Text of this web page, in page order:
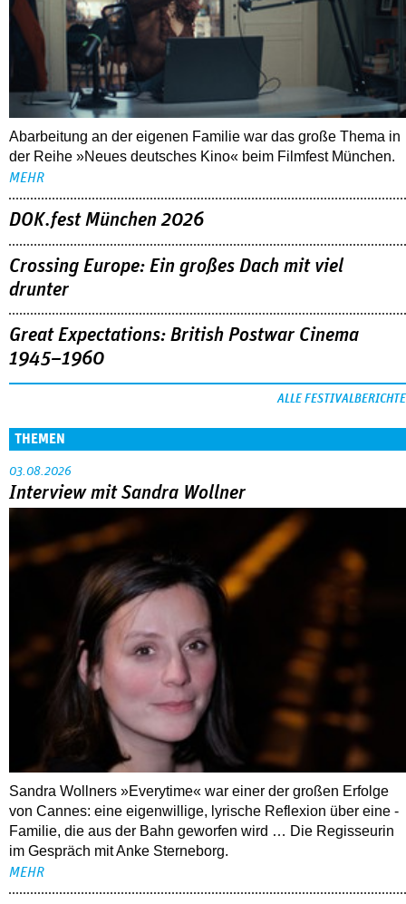
Abarbeitung an der eigenen Familie war das große Thema in
der Reihe »Neues deutsches Kino« beim Filmfest München.
MEHR
DOK.fest München 2026
Crossing Europe: Ein großes Dach mit viel
drunter
Great Expectations: British Postwar Cinema
1945–1960
ALLE FESTIVALBERICHTE
THEMEN
03.08.2026
Interview mit Sandra Wollner
Sandra Wollners »Everytime« war einer der großen Erfolge
von Cannes: eine eigenwillige, lyrische Reflexion über eine ­
Familie, die aus der Bahn geworfen wird … Die Regisseurin
im Gespräch mit Anke Sterneborg.
MEHR